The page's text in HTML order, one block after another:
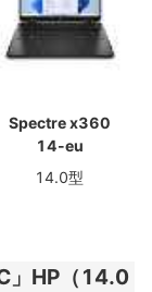
Spectre x360
14-eu
14.0型
」HP（14.0